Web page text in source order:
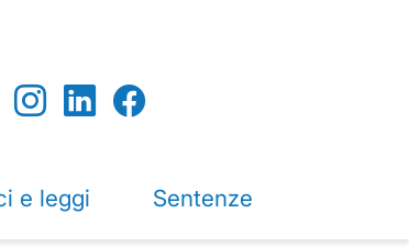
e leggi Sentenze